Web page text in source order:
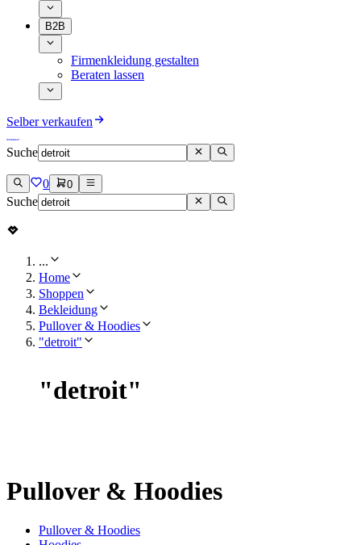
B2B
Firmenkleidung gestalten
Beraten lassen
Selber verkaufen
Suche
0 0
Suche
...
Home
Shoppen
Bekleidung
Pullover & Hoodies
"detroit"
"detroit"
Pullover & Hoodies
Pullover & Hoodies